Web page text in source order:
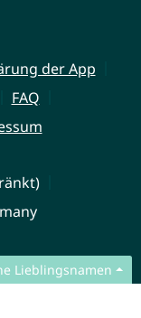
Lieblingsnamen
der App
FAQ